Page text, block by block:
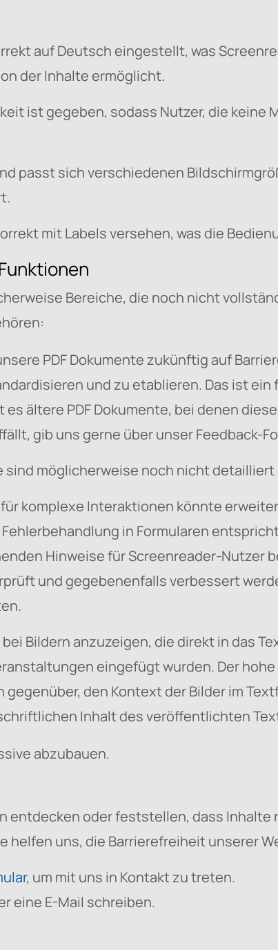
auf Deutsch eingestellt, was
der Inhalte ermöglicht.
ist gegeben, sodass Nutzer, die keine
passt sich verschiedenen
mit Labels versehen, was die
Bereiche, die noch nicht
PDF Dokumente zukünftig auf
und zu etablieren. Das ist
ältere PDF Dokumente, bei denen
gib uns gerne über unser Feedback-
sind möglicherweise noch nicht
komplexe Interaktionen könnte
in Formularen
Hinweise für Screenreader-Nutzer
und gegebenenfalls verbessert
Bildern anzuzeigen, die direkt in das
eingefügt wurden. Der
den Kontext der Bilder im
Inhalt des veröffentlichten
abzubauen.
entdecken oder feststellen, dass
helfen uns, die Barrierefreiheit unserer
, um mit uns in Kontakt zu treten.
eine E-Mail schreiben.